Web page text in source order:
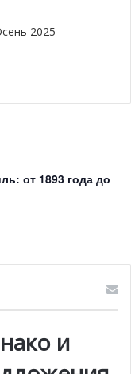
1914 годом.
было найдено
животных
2025
от 1893 года до
и